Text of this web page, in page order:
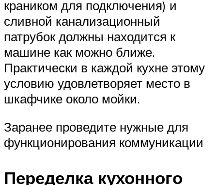
краником для подключения) и
сливной канализационный
патрубок должны находится к
машине как можно ближе.
Практически в каждой кухне этому
условию удовлетворяет место в
шкафчике около мойки.
Заранее проведите нужные для
функционирования коммуникации
Переделка кухонного